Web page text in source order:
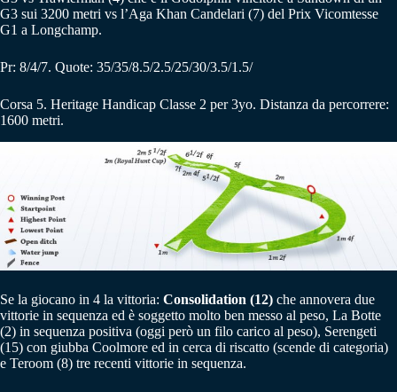
G3 sui 3200 metri vs l’Aga Khan Candelari (7) del Prix Vicomtesse
G1 a Longchamp.
Pr: 8/4/7. Quote: 35/35/8.5/2.5/25/30/3.5/1.5/
Corsa 5. Heritage Handicap Classe 2 per 3yo. Distanza da percorrere:
1600 metri.
Se la giocano in 4 la vittoria: Consolidation (12) che annovera due
vittorie in sequenza ed è soggetto molto ben messo al peso, La Botte
(2) in sequenza positiva (oggi però un filo carico al peso), Serengeti
(15) con giubba Coolmore ed in cerca di riscatto (scende di categoria)
e Teroom (8) tre recenti vittorie in sequenza.